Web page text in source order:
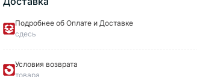
Подробнее об Оплате и Доставке
сдесь
Условия возврата
товара